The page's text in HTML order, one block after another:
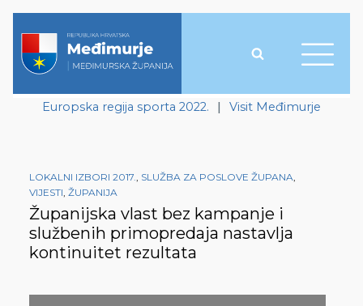
Europska regija sporta 2022. | Visit Međimurje
LOKALNI IZBORI 2017., SLUŽBA ZA POSLOVE ŽUPANA,
VIJESTI, ŽUPANIJA
Županijska vlast bez kampanje i
službenih primopredaja nastavlja
kontinuitet rezultata